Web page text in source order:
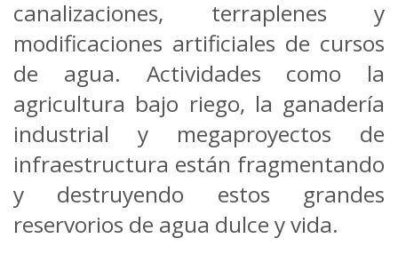
canalizaciones, terraplenes y
modificaciones artificiales de cursos
de agua. Actividades como la
agricultura bajo riego, la ganadería
industrial y megaproyectos de
infraestructura están fragmentando
y destruyendo estos grandes
reservorios de agua dulce y vida.